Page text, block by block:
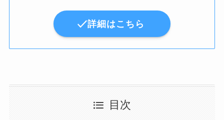
詳細はこちら
目次